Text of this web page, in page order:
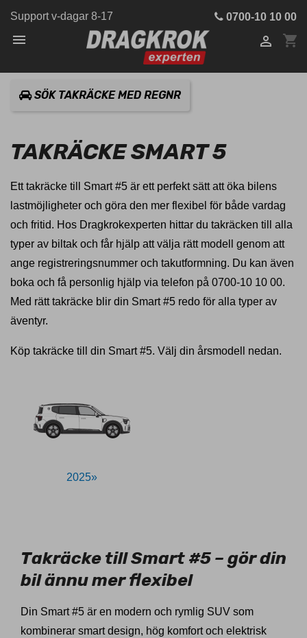
Support v-dagar 8-17 0700-10 10 00
 shopping_cart

SÖK TAKRÄCKE MED REGNR
TAKRÄCKE SMART 5
Ett takräcke till Smart #5 är ett perfekt sätt att öka bilens
lastmöjligheter och göra den mer flexibel för både vardag
och fritid. Hos Dragkrokexperten hittar du takräcken till alla
typer av biltak och får hjälp att välja rätt modell genom att
ange registreringsnummer och takutformning. Du kan även
boka och få personlig hjälp via telefon på 0700-10 10 00.
Med rätt takräcke blir din Smart #5 redo för alla typer av
äventyr.
Köp takräcke till din Smart #5. Välj din årsmodell nedan.
2025»
Takräcke till Smart #5 – gör din
bil ännu mer flexibel
Din Smart #5 är en modern och rymlig SUV som
kombinerar smart design, hög komfort och elektrisk